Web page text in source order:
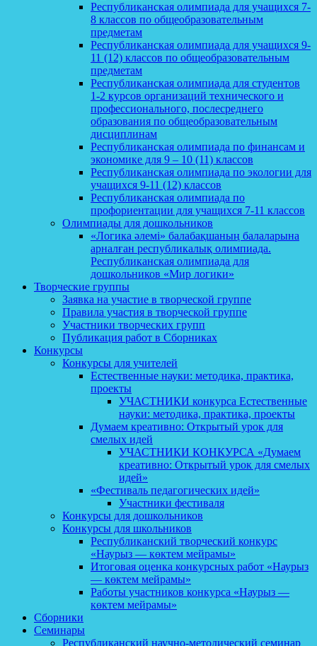
Республиканская олимпиада для учащихся 7-
8 классов по общеобразовательным
предметам
Республиканская олимпиада для учащихся 9-
11 (12) классов по общеобразовательным
предметам
Республиканская олимпиада для студентов
1-2 курсов организаций технического и
профессионального, послесреднего
образования по общеобразовательным
дисциплинам
Республиканская олимпиада по финансам и
экономике для 9 – 10 (11) классов
Республиканская олимпиада по экологии для
учащихся 9-11 (12) классов
Республиканская олимпиада по
профориентации для учащихся 7-11 классов
Олимпиады для дошкольников
«Логика әлемі» балабақшаның балаларына
арналған республикалық олимпиада.
Республиканская олимпиада для
дошкольников «Мир логики»
Творческие группы
Заявка на участие в творческой группе
Правила участия в творческой группе
Участники творческих групп
Публикация работ в Сборниках
Конкурсы
Конкурсы для учителей
Естественные науки: методика, практика,
проекты
УЧАСТНИКИ конкурса Естественные
науки: методика, практика, проекты
Думаем креативно: Открытый урок для
смелых идей
УЧАСТНИКИ КОНКУРСА «Думаем
креативно: Открытый урок для смелых
идей»
«Фестиваль педагогических идей»
Участники фестиваля
Конкурсы для дошкольников
Конкурсы для школьников
Республиканский творческий конкурс
«Наурыз — көктем мейрамы»
Итоговая оценка конкурсных работ «Наурыз
— көктем мейрамы»
Работы участников конкурса «Наурыз —
көктем мейрамы»
Сборники
Семинары
Республиканский научно-методический семинар